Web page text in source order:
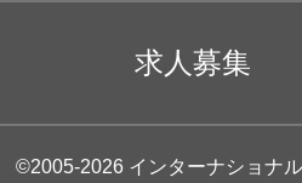
求人募集
©2005-2026 インターナショナ